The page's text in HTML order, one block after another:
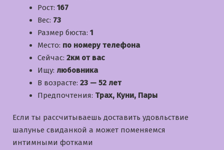
Рост: 167
Вес: 73
Размер бюста: 1
Место: по номеру телефона
Сейчас: 2км от вас
Ищу: любовника
В возрасте: 23 — 52 лет
Предпочтения: Трах, Куни, Пары
Если ты рассчитываешь доставить удовльствие
шалунье свиданкой а может поменяемся
интимными фотками